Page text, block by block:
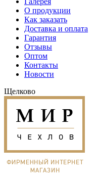
О продукции
Как заказать
Доставка и оплата
Гарантия
Отзывы
Оптом
Контакты
Новости
Щелково